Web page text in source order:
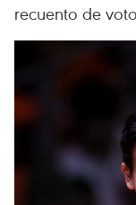
recuento de